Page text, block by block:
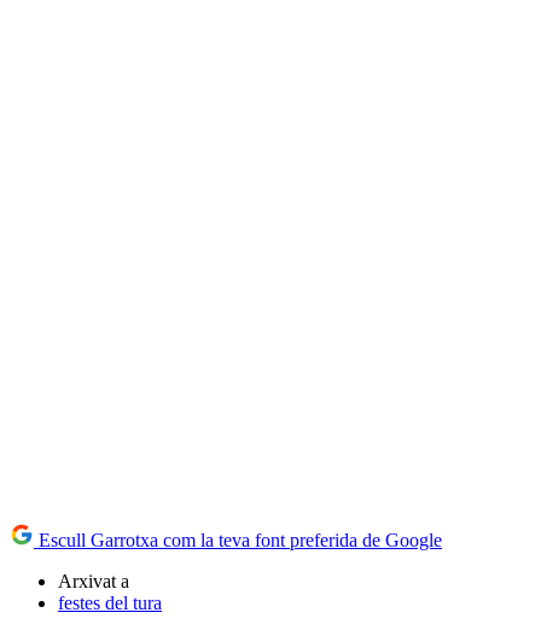
Escull Garrotxa com la teva font preferida de Google
Arxivat a
festes del tura